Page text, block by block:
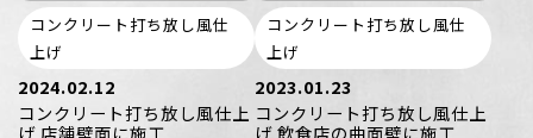
コンクリート打ち放し風仕
上げ
2024.02.12
コンクリート打ち放し風仕上
げ 店舗壁面に施工
コンクリート打ち放し風仕
上げ
2023.01.23
コンクリート打ち放し風仕上
げ 飲食店の曲面壁に施工